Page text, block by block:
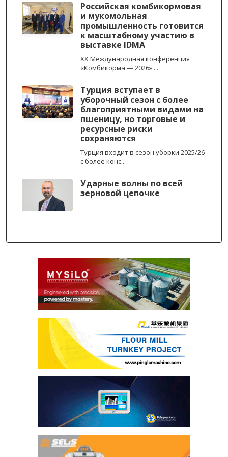
Российская комбикормовая
и мукомольная
промышленность готовится
к масштабному участию в
выставке IDMA
XX Международная конференция
«Комбикорма — 2026» ...
Турция вступает в
уборочный сезон с более
благоприятными видами на
пшеницу, но торговые и
ресурсные риски
сохраняются
Турция входит в сезон уборки 2025/26
с более конс...
Ударные волны по всей
зерновой цепочке